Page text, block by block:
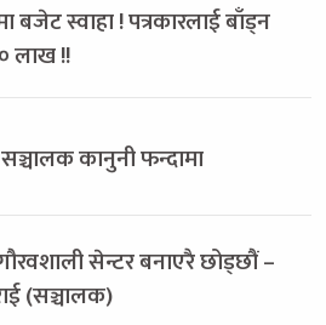
बजेट स्वाहा ! पत्रकारलाई बाँड्न
लाख !!
कानुनी फन्दामा
सेन्टर बनाएरै छोड्छौं –
(सञ्चालक)